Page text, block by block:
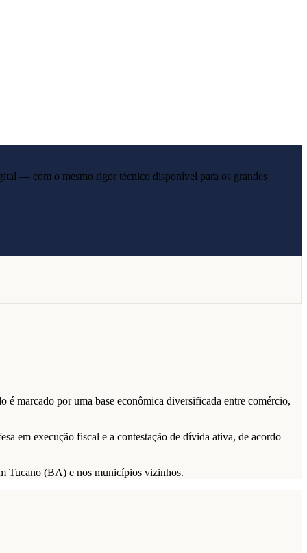
— com o mesmo rigor técnico disponível para os grandes
marcado por uma base econômica diversificada entre comércio,
em execução fiscal e a contestação de dívida ativa, de acordo
Tucano (BA) e nos municípios vizinhos.